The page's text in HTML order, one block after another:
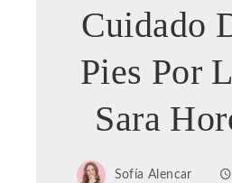
Cuidado
Pies Por
Sara
Sofía Alencar